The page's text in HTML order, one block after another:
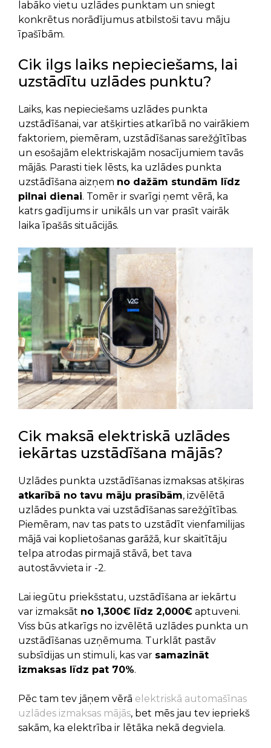
labāko vietu uzlādes punktam un sniegt
konkrētus norādījumus atbilstoši tavu māju
īpašībām.
Cik ilgs laiks nepieciešams, lai
uzstādītu uzlādes punktu?
Laiks, kas nepieciešams uzlādes punkta
uzstādīšanai, var atšķirties atkarībā no vairākiem
faktoriem, piemēram, uzstādīšanas sarežģītības
un esošajām elektriskajām nosacījumiem tavās
mājās. Parasti tiek lēsts, ka uzlādes punkta
uzstādīšana aizņem no dažām stundām līdz
pilnai dienai. Tomēr ir svarīgi ņemt vērā, ka
katrs gadījums ir unikāls un var prasīt vairāk
laika īpašās situācijās.
Cik maksā elektriskā uzlādes
iekārtas uzstādīšana mājās?
Uzlādes punkta uzstādīšanas izmaksas atšķiras
atkarībā no tavu māju prasībām, izvēlētā
uzlādes punkta vai uzstādīšanas sarežģītības.
Piemēram, nav tas pats to uzstādīt vienfamilijas
mājā vai koplietošanas garāžā, kur skaitītāju
telpa atrodas pirmajā stāvā, bet tava
autostāvvieta ir -2.
Lai iegūtu priekšstatu, uzstādīšana ar iekārtu
var izmaksāt no 1,300€ līdz 2,000€ aptuveni.
Viss būs atkarīgs no izvēlētā uzlādes punkta un
uzstādīšanas uzņēmuma. Turklāt pastāv
subsīdijas un stimuli, kas var samazināt
izmaksas līdz pat 70%.
Pēc tam tev jāņem vērā elektriskā automašīnas
uzlādes izmaksas mājās, bet mēs jau tev iepriekš
sakām, ka elektrība ir lētāka nekā degviela.